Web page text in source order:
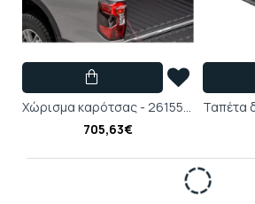
Χώρισμα καρότσας - 2615589
705,63€